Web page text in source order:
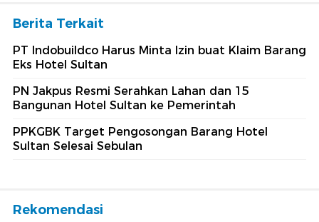
Berita Terkait
PT Indobuildco Harus Minta Izin buat Klaim Barang
Eks Hotel Sultan
PN Jakpus Resmi Serahkan Lahan dan 15
Bangunan Hotel Sultan ke Pemerintah
PPKGBK Target Pengosongan Barang Hotel
Sultan Selesai Sebulan
Rekomendasi